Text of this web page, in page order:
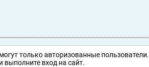
только авторизованные пользователи.
выполните вход на сайт.